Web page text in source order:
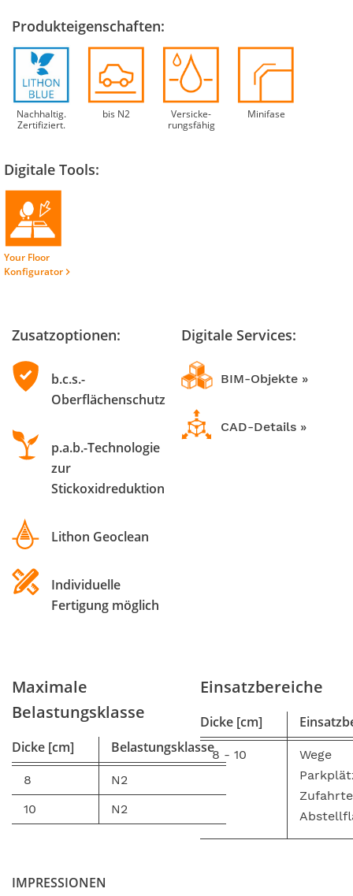
Produkteigenschaften:
Nachhaltig.
Zertifiziert.
bis N2
Versicke­
rungsfähig
Minifase
Digitale Tools:
Your Floor
Konfiguratorkeyboard_arrow_right
Zusatzoptionen:
b.c.s.-
Oberflächenschutz
p.a.b.-Technologie
zur
Stickoxidreduktion
Lithon Geoclean
Individuelle
Fertigung möglich
Digitale Services:
BIM-Objekte »
CAD-Details »
Maximale
Belastungsklasse
Dicke [cm] Belastungsklasse
8
N2
10
N2
Einsatzbereiche
Dicke [cm]
8 - 10
Wege
IMPRESSIONEN